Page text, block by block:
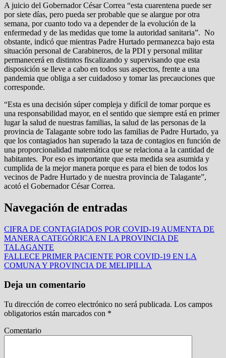
A juicio del Gobernador César Correa “esta cuarentena puede ser
por siete días, pero pueda ser probable que se alargue por otra
semana, por cuanto todo va a depender de la evolución de la
enfermedad y de las medidas que tome la autoridad sanitaria”. No
obstante, indicó que mientras Padre Hurtado permanezca bajo esta
situación personal de Carabineros, de la PDI y personal militar
permanecerá en distintos fiscalizando y supervisando que esta
disposición se lleve a cabo en todos sus aspectos, frente a una
pandemia que obliga a ser cuidadoso y tomar las precauciones que
corresponde.
“Esta es una decisión súper compleja y difícil de tomar porque es
una responsabilidad mayor, en el sentido que siempre está en primer
lugar la salud de nuestras familias, la salud de las personas de la
provincia de Talagante sobre todo las familias de Padre Hurtado, ya
que los contagiados han superado la taza de contagios en función de
una proporcionalidad matemática que se relaciona a la cantidad de
habitantes. Por eso es importante que esta medida sea asumida y
cumplida de la mejor manera porque es para el bien de todos los
vecinos de Padre Hurtado y de nuestra provincia de Talagante”,
acotó el Gobernador César Correa.
Navegación de entradas
CIFRA DE CONTAGIADOS POR COVID-19 AUMENTA DE
MANERA CATEGÓRICA EN LA PROVINCIA DE
TALAGANTE
FALLECE PRIMER PACIENTE POR COVID-19 EN LA
COMUNA Y PROVINCIA DE MELIPILLA
Deja un comentario
Tu dirección de correo electrónico no será publicada. Los campos
obligatorios están marcados con *
Comentario